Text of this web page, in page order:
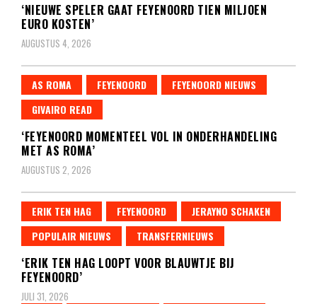
‘NIEUWE SPELER GAAT FEYENOORD TIEN MILJOEN
EURO KOSTEN’
AUGUSTUS 4, 2026
AS ROMA FEYENOORD
FEYENOORD NIEUWS
GIVAIRO READ
‘FEYENOORD MOMENTEEL VOL IN ONDERHANDELING
MET AS ROMA’
AUGUSTUS 2, 2026
ERIK TEN HAG FEYENOORD
JERAYNO SCHAKEN
POPULAIR NIEUWS
TRANSFERNIEUWS
‘ERIK TEN HAG LOOPT VOOR BLAUWTJE BIJ
FEYENOORD’
JULI 31, 2026